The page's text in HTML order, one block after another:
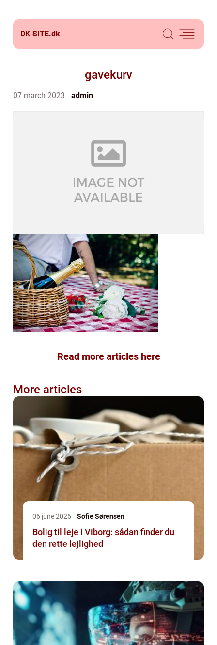
DK-SITE.dk
gavekurv
07 march 2023 admin
Read more articles here
More articles
06 june 2026 Sofie Sørensen
Bolig til leje i Viborg: sådan finder du
den rette lejlighed